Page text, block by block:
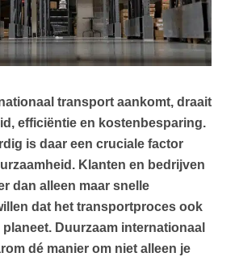
transport aankomt, draait
efficiëntie en kostenbesparing.
is daar een cruciale factor
Klanten en bedrijven
dan alleen maar snelle
dat het transportproces ook
Duurzaam internationaal
dé manier om niet alleen je